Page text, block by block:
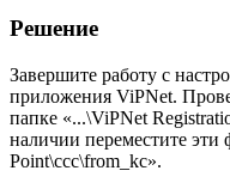
Решение
Завершите работу с
приложения ViPNet.
папке «...\ViPNet
наличии переместите
Point\ccc\from_kc».